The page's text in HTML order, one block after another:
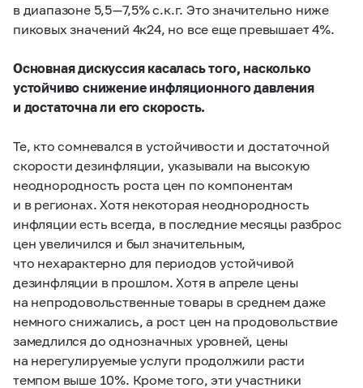
в диапазоне 5,5 — 7,5% с.к.г. Это значительно ниже
пиковых значений 4к24, но все еще превышает 4%.
Основная дискуссия касалась того, насколько
устойчиво снижение инфляционного давления
и достаточна ли его скорость.
Те, кто сомневался в устойчивости и достаточной
скорости дезинфляции, указывали на высокую
неоднородность роста цен по компонентам
и в регионах. Хотя некоторая неоднородность
инфляции есть всегда, в последние месяцы разброс
цен увеличился и был значительным,
что нехарактерно для периодов устойчивой
дезинфляции в прошлом. Хотя в апреле цены
на непродовольственные товары в среднем даже
немного снижались, а рост цен на продовольствие
замедлился до однозначных уровней, цены
на нерегулируемые услуги продолжили расти
темпом выше 10%. Кроме того, эти участники